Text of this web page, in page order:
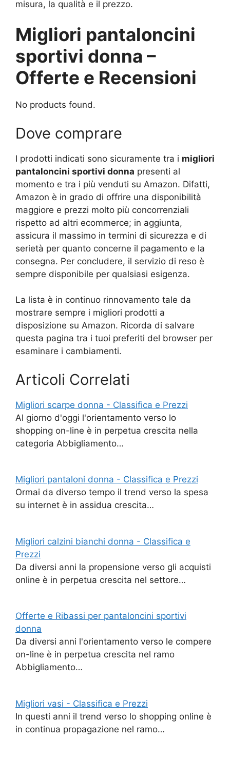
misura, la qualità e il prezzo.
Migliori pantaloncini
sportivi donna –
Offerte e Recensioni
No products found.
Dove comprare
I prodotti indicati sono sicuramente tra i migliori
pantaloncini sportivi donna presenti al
momento e tra i più venduti su Amazon. Difatti,
Amazon è in grado di offrire una disponibilità
maggiore e prezzi molto più concorrenziali
rispetto ad altri ecommerce; in aggiunta,
assicura il massimo in termini di sicurezza e di
serietà per quanto concerne il pagamento e la
consegna. Per concludere, il servizio di reso è
sempre disponibile per qualsiasi esigenza.
La lista è in continuo rinnovamento tale da
mostrare sempre i migliori prodotti a
disposizione su Amazon. Ricorda di salvare
questa pagina tra i tuoi preferiti del browser per
esaminare i cambiamenti.
Articoli Correlati
Migliori scarpe donna - Classifica e Prezzi
Al giorno d'oggi l'orientamento verso lo
shopping on-line è in perpetua crescita nella
categoria Abbigliamento…
Migliori pantaloni donna - Classifica e Prezzi
Ormai da diverso tempo il trend verso la spesa
su internet è in assidua crescita…
Migliori calzini bianchi donna - Classifica e
Prezzi
Da diversi anni la propensione verso gli acquisti
online è in perpetua crescita nel settore…
Offerte e Ribassi per pantaloncini sportivi
donna
Da diversi anni l'orientamento verso le compere
on-line è in perpetua crescita nel ramo
Abbigliamento…
Migliori vasi - Classifica e Prezzi
In questi anni il trend verso lo shopping online è
in continua propagazione nel ramo…